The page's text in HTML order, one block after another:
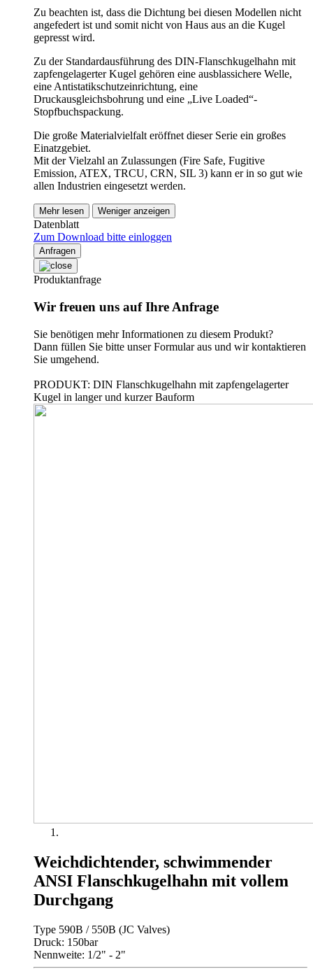
Zu beachten ist, dass die Dichtung bei diesen Modellen nicht
angefedert ist und somit nicht von Haus aus an die Kugel
gepresst wird.
Zu der Standardausführung des DIN-Flanschkugelhahn mit
zapfengelagerter Kugel gehören eine ausblassichere Welle,
eine Antistatikschutzeinrichtung, eine
Druckausgleichsbohrung und eine „Live Loaded“-
Stopfbuchspackung.
Die große Materialvielfalt eröffnet dieser Serie ein großes
Einatzgebiet.
Mit der Vielzahl an Zulassungen (Fire Safe, Fugitive
Emission, ATEX, TRCU, CRN, SIL 3) kann er in so gut wie
allen Industrien eingesetzt werden.
Mehr lesen Weniger anzeigen
Datenblatt
Zum Download bitte einloggen
Anfragen
Produktanfrage
Wir freuen uns auf Ihre Anfrage
Sie benötigen mehr Informationen zu diesem Produkt?
Dann füllen Sie bitte unser Formular aus und wir kontaktieren
Sie umgehend.
PRODUKT: DIN Flanschkugelhahn mit zapfengelagerter
Kugel in langer und kurzer Bauform
Weichdichtender, schwimmender
ANSI Flanschkugelhahn mit vollem
Durchgang
Type 590B / 550B (JC Valves)
Druck: 150bar
Nennweite: 1/2" - 2"